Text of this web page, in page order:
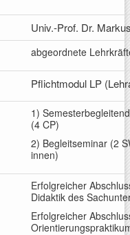
Univ.-Prof. Dr.
abgeordnete
Pflichtmodul LP
1)
(4 CP)
2) Begleitseminar (2
innen)
Erfolgreicher
Didaktik des
Erfolgreicher